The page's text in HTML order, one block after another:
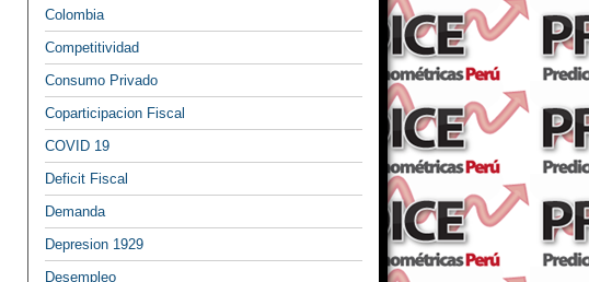
Colombia
Competitividad
Consumo Privado
Coparticipacion Fiscal
COVID 19
Deficit Fiscal
Demanda
Depresion 1929
Desempleo